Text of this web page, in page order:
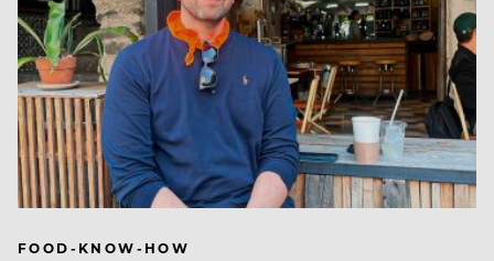
FOOD-KNOW-HOW